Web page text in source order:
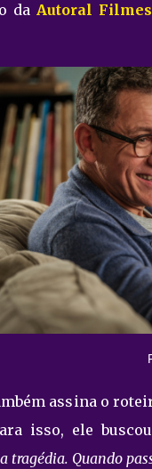
daAutoral Filmes
assina o
isso, ele
tragédia. Quando